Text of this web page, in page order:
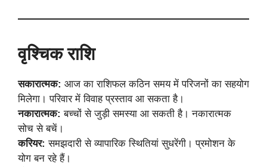
वृश्चिक राशि
सकारात्मक: आज का राशिफल कठिन समय में परिजनों का सहयोग
मिलेगा। परिवार में विवाह प्रस्ताव आ सकता है।
नकारात्मक: बच्चों से जुड़ी समस्या आ सकती है। नकारात्मक
सोच से बचें।
करियर: समझदारी से व्यापारिक स्थितियां सुधरेंगी। प्रमोशन के
योग बन रहे हैं।